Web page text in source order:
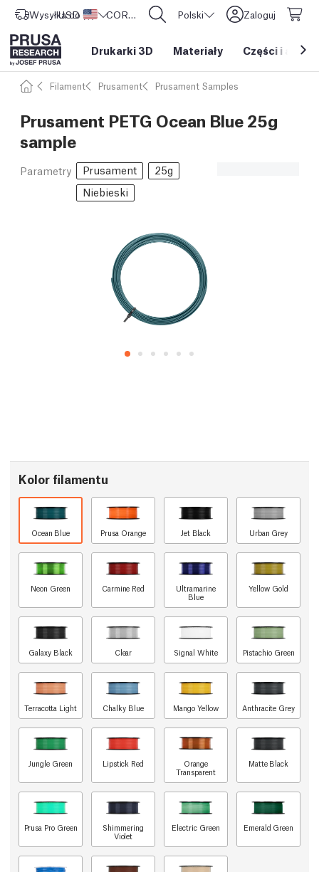
Wysyłka do Stany Zjednoczone
USD ($) CORE One L: Już w sprzedaży! Polski Zaloguj
Drukarki 3D Materiały Części i
Filament Prusament Prusament Samples
Prusament PETG Ocean Blue 25g
sample
Parametry Prusament
25g
Niebieski
Kolor filamentu
Ocean Blue Prusa Orange Jet Black Urban Grey
Neon Green Carmine Red
Ultramarine
Blue
Yellow Gold
Galaxy Black Clear Signal White Pistachio Green
Terracotta Light Chalky Blue Mango Yellow Anthracite Grey
Jungle Green Lipstick Red
Orange
Transparent
Matte Black
Prusa Pro Green
Shimmering
Violet
Electric Green Emerald Green